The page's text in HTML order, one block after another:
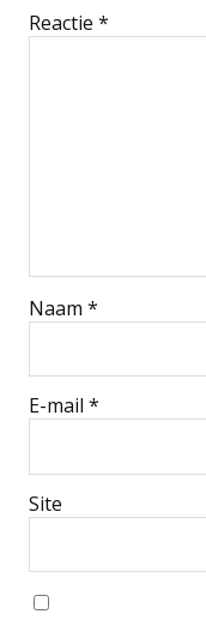
Reactie *
Naam *
E-mail *
Site